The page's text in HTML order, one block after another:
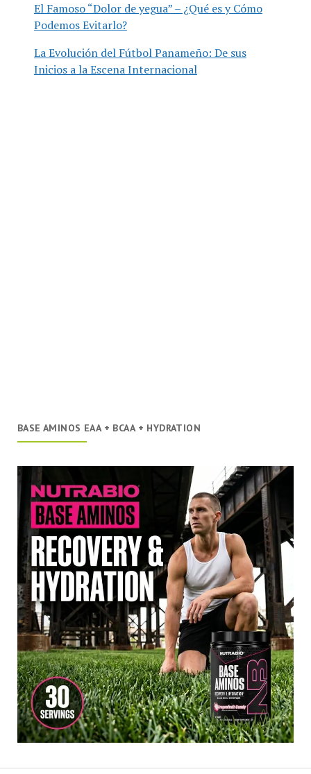
El Famoso “Dolor de yegua” – ¿Qué es y Cómo
Podemos Evitarlo?
La Evolución del Fútbol Panameño: De sus
Inicios a la Escena Internacional
BASE AMINOS EAA + BCAA + HYDRATION